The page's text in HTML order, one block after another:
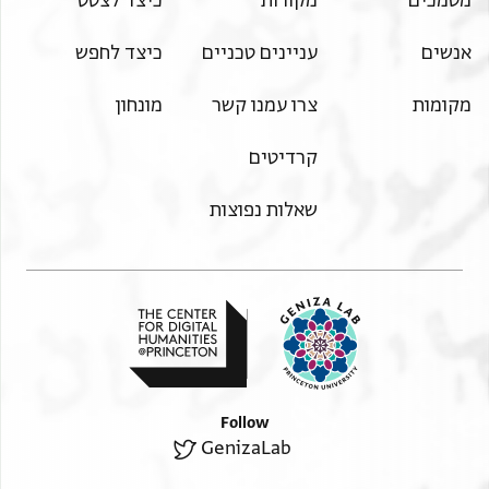
] שטר כתובה דילה דכתבית לה בשעת [
]דנן קדמיכון ואית לה עלאי מוהר [
הנעל]ת עלאי מדילה גרבאן דהב ופיה לולו מחר ליה [
אנשים
מקומות
עניינים טכניים
צרו עמנו קשר
קרדיטים
שאלות נפוצות
כיצד לחפש
מונחון
Follow
GenizaLab